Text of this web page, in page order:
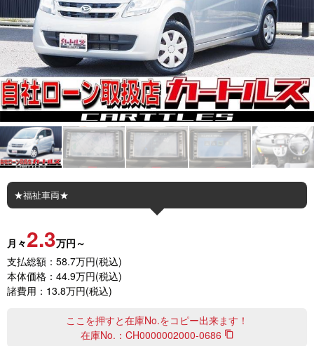
★福祉車両★
月々2.3万円～
支払総額：58.7万円(税込)
本体価格：44.9万円(税込)
諸費用：13.8万円(税込)
ここを押すと在庫No.をコピー出来ます！
在庫No.： CH0000002000-0686 content_copy